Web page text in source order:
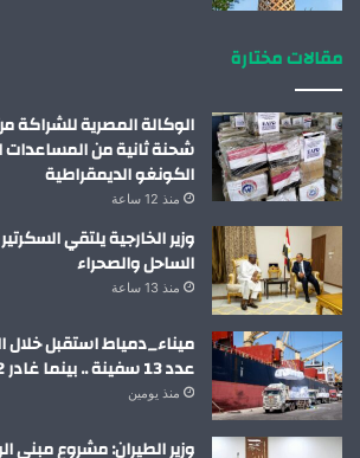
مقالات مختارة
الوكالة المصرية للشراكة
شحنة ثانية من المساعدات
الكونغو الديمقراطية
منذ 12 ساعة
وزير الخارجية يلتقي
الساحل والصحراء
منذ 13 ساعة
عدد 13 سفينة .. بينما غادر 12 سفينة
منذ يومين